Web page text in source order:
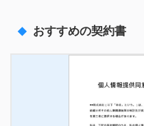
おすすめの契約書